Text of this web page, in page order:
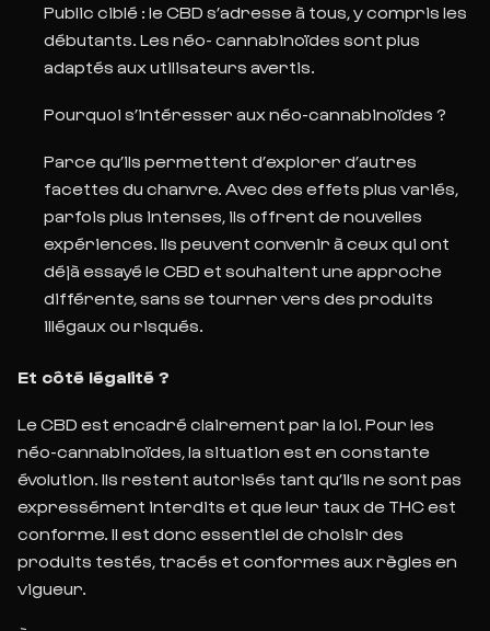
Public ciblé : le CBD s’adresse à tous, y compris les
débutants. Les néo- cannabinoïdes sont plus
adaptés aux utilisateurs avertis.
Pourquoi s’intéresser aux néo-cannabinoïdes ?
Parce qu’ils permettent d’explorer d’autres
facettes du chanvre. Avec des effets plus variés,
parfois plus intenses, ils offrent de nouvelles
expériences. Ils peuvent convenir à ceux qui ont
déjà essayé le CBD et souhaitent une approche
différente, sans se tourner vers des produits
illégaux ou risqués.
Et côté légalité ?
Le CBD est encadré clairement par la loi. Pour les
néo-cannabinoïdes, la situation est en constante
évolution. Ils restent autorisés tant qu’ils ne sont pas
expressément interdits et queleur taux de THC est
conforme. Il est donc essentiel de choisir des
produits testés, tracés et conformes aux règles en
vigueur.